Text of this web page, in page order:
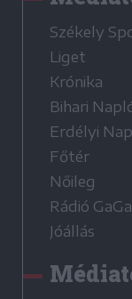
Székely
Liget
Krónika
Bihari
Erdélyi
Főtér
Nőileg
Rádió GaGa
Jóállás